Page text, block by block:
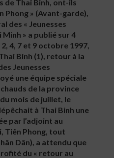
de Thai Binh, ont-ils
Phong » (Avant-garde),
des « Jeunesses
» a publié sur 4
4, 7 et 9 octobre 1997,
Binh (1), retour à la
Jeunesses
une équipe spéciale
de la province
mois de juillet, le
à Thai Binh une
par l’adjoint au
Tiên Phong, tout
Dân), a attendu que
du « retour au